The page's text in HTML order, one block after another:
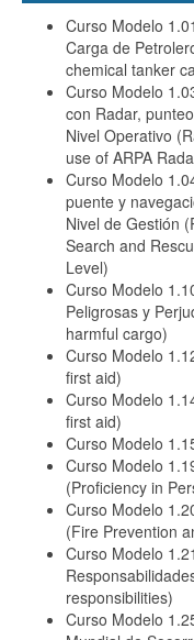
Curso Modelo
Carga de
chemical tanker
Curso Modelo
con Radar,
Nivel Operativo
use of ARPA
Curso Modelo
puente y
Nivel de Gestión
Search and
Level)
Curso Modelo
Peligrosas y
harmful cargo)
Curso Modelo
first aid)
Curso Modelo
first aid)
Curso Modelo
Curso Modelo
(Proficiency in
Curso Modelo
(Fire Prevention
Curso Modelo
responsibilities)
Curso Modelo